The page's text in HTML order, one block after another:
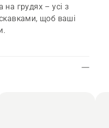
на грудях – усі з
щоб ваші